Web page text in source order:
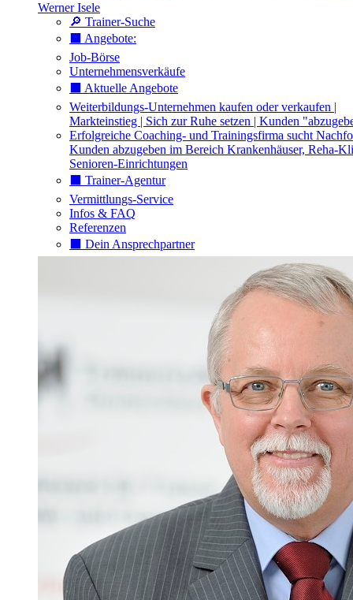
Werner Isele
🔎 Trainer-Suche
⬛️ Angebote:
Job-Börse
Unternehmensverkäufe
⬛️ Aktuelle Angebote
Weiterbildungs-Unternehmen kaufen oder verkaufen |
Markteinstieg | Sich zur Ruhe setzen | Kunden
Erfolgreiche Coaching- und Trainingsfirma sucht
Kunden abzugeben im Bereich Krankenhäuser, Reha-
Senioren-Einrichtungen
⬛️ Trainer-Agentur
Vermittlungs-Service
Infos & FAQ
Referenzen
⬛️ Dein Ansprechpartner